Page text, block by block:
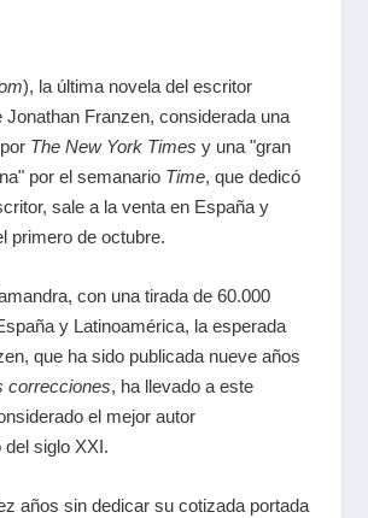
), la última novela del escritor
Jonathan Franzen, considerada una
The New York Times y una "gran
por el semanario Time, que dedicó
sale a la venta en España y
primero de octubre.
con una tirada de 60.000
y Latinoamérica, la esperada
que ha sido publicada nueve años
correcciones, ha llevado a este
el mejor autor
del siglo XXI.
años sin dedicar su cotizada portada